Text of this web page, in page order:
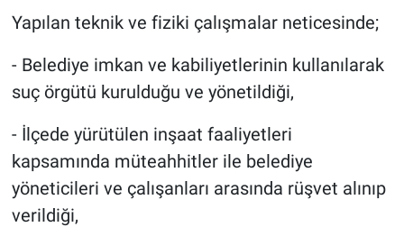
Yapılan teknik ve fiziki çalışmalar neticesinde;
- Belediye imkan ve kabiliyetlerinin kullanılarak
suç örgütü kurulduğu ve yönetildiği,
- İlçede yürütülen inşaat faaliyetleri
kapsamında müteahhitler ile belediye
yöneticileri ve çalışanları arasında rüşvet alınıp
verildiği,